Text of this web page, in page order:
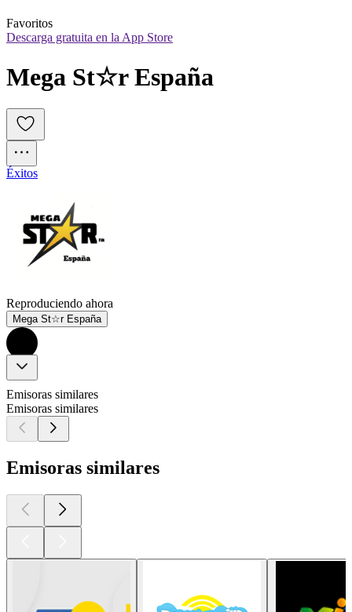
Favoritos
Descarga gratuita en la App Store
Mega St☆r España
Éxitos
Reproduciendo ahora
Mega St☆r España
Emisoras similares
Emisoras similares
Emisoras similares